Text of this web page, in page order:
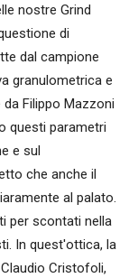
nostre Grind
di
dal campione
granulometrica e
Filippo Mazzoni
questi parametri
e sul
che anche il
al palato.
per scontati nella
In quest'ottica, la
Cristofoli,